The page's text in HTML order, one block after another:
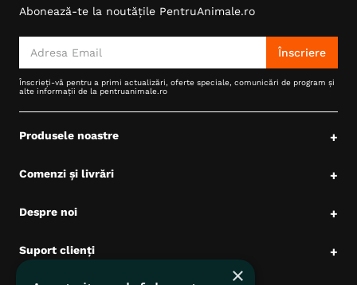
Abonează-te la noutățile PentruAnimale.ro
Înscriere
Înscrieți-vă pentru a primi actualizări, oferte speciale, comunicări de program și
alte informații de la pentruanimale.ro
Produsele noastre +
Comenzi și livrări +
Despre noi +
Suport clienți +
×